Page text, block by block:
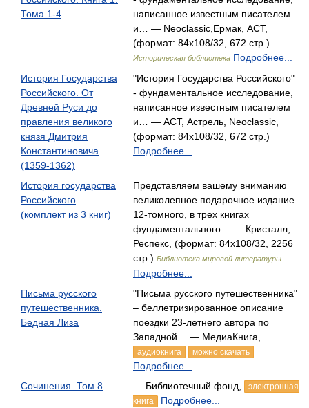
Тома 1-4
написанное известным писателем
и… — Neoclassic,Ермак, АСТ,
(формат: 84x108/32, 672 стр.)
Историческая библиотека Подробнее...
История Государства
Российского. От
Древней Руси до
правления великого
князя Дмитрия
Константиновича
(1359-1362)
"История Государства Российского"
- фундаментальное исследование,
написанное известным писателем
и… — АСТ, Астрель, Neoclassic,
(формат: 84x108/32, 672 стр.)
Подробнее...
История государства
Российского
(комплект из 3 книг)
Представляем вашему вниманию
великолепное подарочное издание
12-томного, в трех книгах
фундаментального… — Кристалл,
Респекс, (формат: 84x108/32, 2256
стр.) Библиотека мировой литературы
Подробнее...
Письма русского
путешественника.
Бедная Лиза
"Письма русского путешественника"
– беллетризированное описание
поездки 23-летнего автора по
Западной… — МедиаКнига,
аудиокнига можно скачать
Подробнее...
Сочинения. Том 8
— Библиотечный фонд,
электронная
книга
Подробнее...